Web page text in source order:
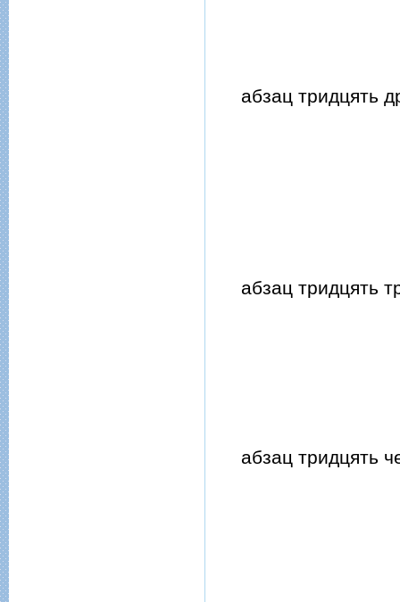
абзац тридцять
абзац тридцять
абзац тридцять